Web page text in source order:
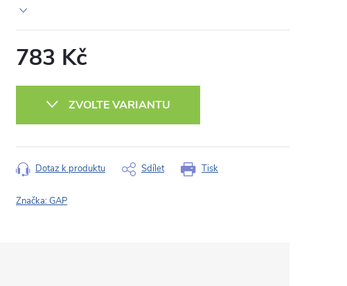
783 Kč
ZVOLTE VARIANTU
Tisk
Dotaz k produktu Sdílet
Značka:GAP